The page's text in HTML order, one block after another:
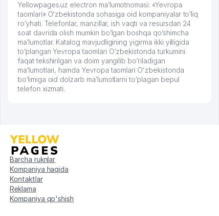
Yellowpages.uz electron ma’lumotnomasi: «Yevropa
taomlari» Oʻzbekistonda sohasiga oid kompaniyalar to’liq
ro’yhati. Telefonlar, manzillar, ish vaqti va resursdan 24
soat davrida olish mumkin bo’lgan boshqa qo’shimcha
ma’lumotlar. Katalog mavjudligining yigirma ikki yilligida
to’plangan Yevropa taomlari Oʻzbekistonda turkumini
faqat tekshirilgan va doim yangilib bo’riladigan
ma’lumotlari, hamda Yevropa taomlari Oʻzbekistonda
bo’limiga oid dolzarb ma’lumotlarni to’plagan bepul
telefon xizmati.
Barcha ruknlar
Kompaniya haqida
Kontaktlar
Reklama
Kompaniya qo'shish